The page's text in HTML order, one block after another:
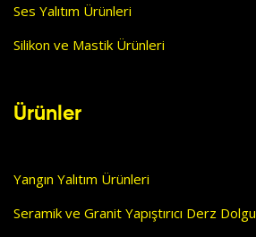
Ses Yalıtım Ürünleri
Silikon ve Mastik Ürünleri
Ürünler
Yangın Yalıtım Ürünleri
Seramik ve Granit Yapıştırıcı Derz Dolgu